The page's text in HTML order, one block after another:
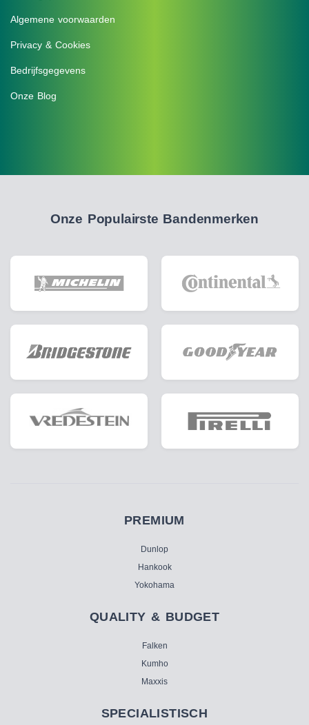
Algemene voorwaarden
Privacy & Cookies
Bedrijfsgegevens
Onze Blog
Onze Populairste Bandenmerken
PREMIUM
Dunlop
Hankook
Yokohama
QUALITY & BUDGET
Falken
Kumho
Maxxis
SPECIALISTISCH